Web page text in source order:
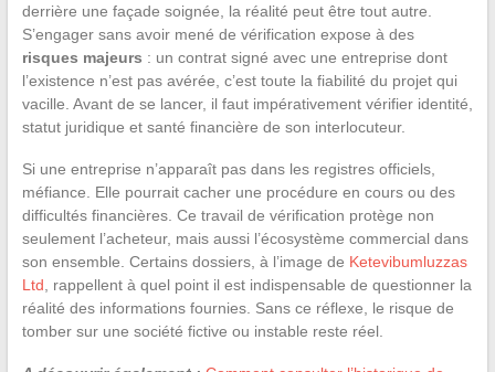
derrière une façade soignée, la réalité peut être tout autre.
S’engager sans avoir mené de vérification expose à des
risques majeurs : un contrat signé avec une entreprise dont
l’existence n’est pas avérée, c’est toute la fiabilité du projet qui
vacille. Avant de se lancer, il faut impérativement vérifier identité,
statut juridique et santé financière de son interlocuteur.
Si une entreprise n’apparaît pas dans les registres officiels,
méfiance. Elle pourrait cacher une procédure en cours ou des
difficultés financières. Ce travail de vérification protège non
seulement l’acheteur, mais aussi l’écosystème commercial dans
son ensemble. Certains dossiers, à l’image de Ketevibumluzzas
Ltd , rappellent à quel point il est indispensable de questionner la
réalité des informations fournies. Sans ce réflexe, le risque de
tomber sur une société fictive ou instable reste réel.